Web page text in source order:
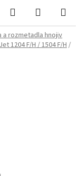
Hledat
KOŠÍK
a rozmetadla hnojiv
1204 F/H / 1504 F/H/